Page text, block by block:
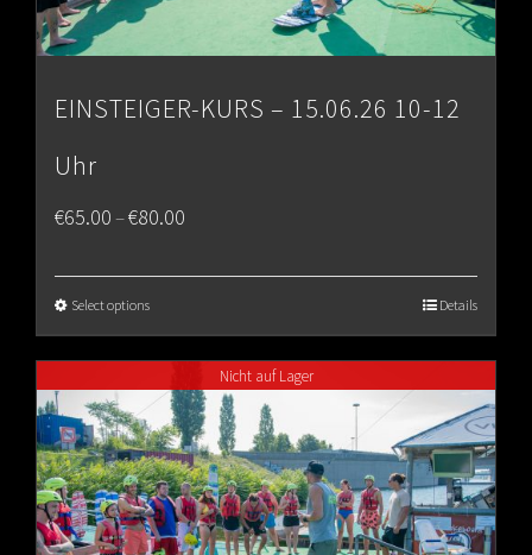
EINSTEIGER-KURS – 15.06.26 10-12
Uhr
€65.00–€80.00
€80.00
Select options Details
Nicht auf Lager